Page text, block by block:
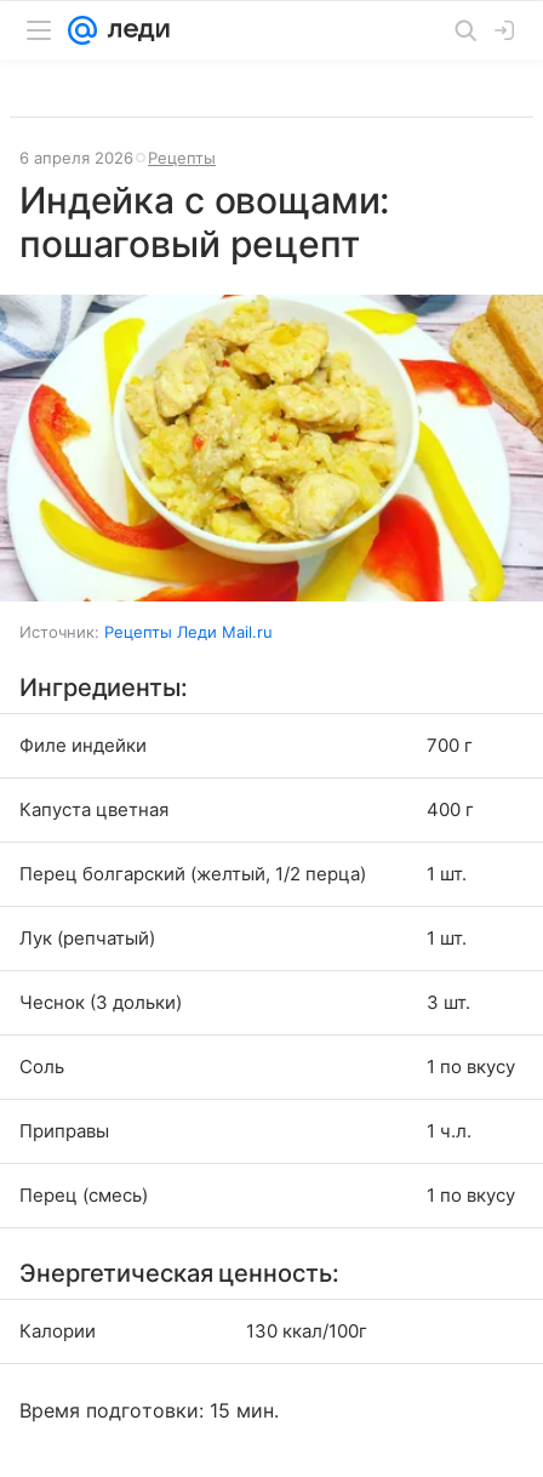
6 апреля 2026 Рецепты
Индейка с овощами:
пошаговый рецепт
Источник: Рецепты Леди Mail.ru
Ингредиенты:
Филе индейки 700 г
Капуста цветная 400 г
Перец болгарский (желтый, 1/2 перца) 1 шт.
Лук (репчатый) 1 шт.
Чеснок (3 дольки) 3 шт.
Соль 1 по вкусу
Приправы 1 ч.л.
Перец (смесь) 1 по вкусу
Энергетическая ценность:
Калории 130 ккал/100г
Время подготовки: 15 мин.